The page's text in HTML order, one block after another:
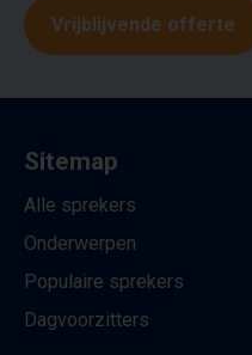
Vrijblijvende offerte
Sitemap
Alle sprekers
Onderwerpen
Populaire sprekers
Dagvoorzitters